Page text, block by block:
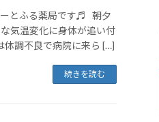
とふる薬局です♬ 朝夕
気温変化に身体が追い付
調不良で病院に来ら […]
続きを読む